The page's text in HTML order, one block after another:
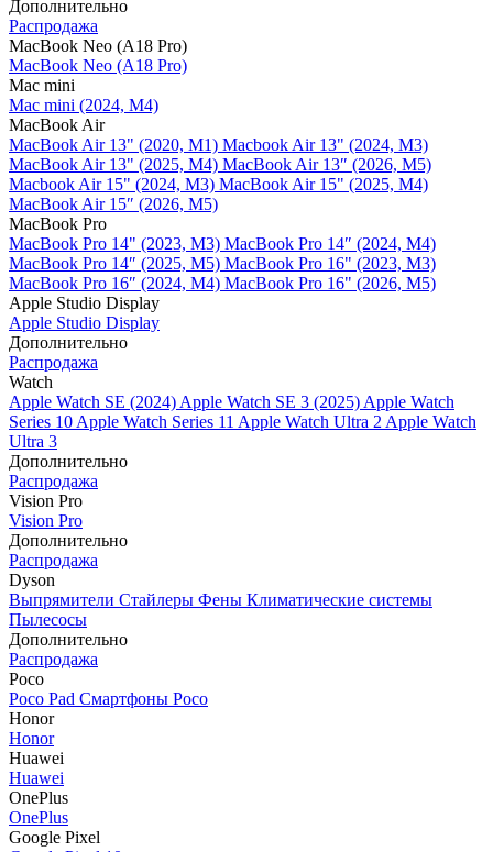
Дополнительно
Распродажа
MacBook Neo (A18 Pro)
MacBook Neo (A18 Pro)
Mac mini
Mac mini (2024, M4)
MacBook Air
MacBook Air 13" (2020, M1) Macbook Air 13" (2024, M3)
MacBook Air 13" (2025, M4) MacBook Air 13″ (2026, M5)
Macbook Air 15" (2024, M3) MacBook Air 15" (2025, M4)
MacBook Air 15″ (2026, M5)
MacBook Pro
MacBook Pro 14" (2023, M3) MacBook Pro 14″ (2024, M4)
MacBook Pro 14″ (2025, M5) MacBook Pro 16" (2023, M3)
MacBook Pro 16″ (2024, M4) MacBook Pro 16" (2026, M5)
Apple Studio Display
Apple Studio Display
Дополнительно
Распродажа
Watch
Apple Watch SE (2024) Apple Watch SE 3 (2025) Apple Watch
Series 10 Apple Watch Series 11 Apple Watch Ultra 2 Apple Watch
Ultra 3
Дополнительно
Распродажа
Vision Pro
Vision Pro
Дополнительно
Распродажа
Dyson
Выпрямители Стайлеры Фены Климатические системы
Пылесосы
Дополнительно
Распродажа
Poco
Poco Pad Смартфоны Poco
Honor
Honor
Huawei
Huawei
OnePlus
OnePlus
Google Pixel